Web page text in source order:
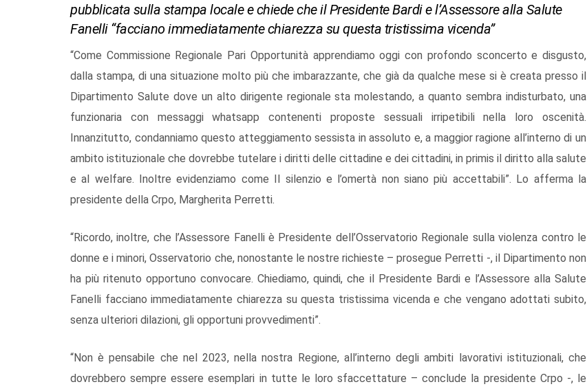
pubblicata sulla stampa locale e chiede che il Presidente Bardi e l’Assessore alla Salute
Fanelli “facciano immediatamente chiarezza su questa tristissima vicenda”
“Come Commissione Regionale Pari Opportunità apprendiamo oggi con profondo sconcerto e disgusto,
dalla stampa, di una situazione molto più che imbarazzante, che già da qualche mese si è creata presso il
Dipartimento Salute dove un alto dirigente regionale sta molestando, a quanto sembra indisturbato, una
funzionaria con messaggi whatsapp contenenti proposte sessuali irripetibili nella loro oscenità.
Innanzitutto, condanniamo questo atteggiamento sessista in assoluto e, a maggior ragione all’interno di un
ambito istituzionale che dovrebbe tutelare i diritti delle cittadine e dei cittadini, in primis il diritto alla salute
e al welfare. Inoltre evidenziamo come Il silenzio e l’omertà non siano più accettabili”. Lo afferma la
presidente della Crpo, Margherita Perretti.
“Ricordo, inoltre, che l’Assessore Fanelli è Presidente dell’Osservatorio Regionale sulla violenza contro le
donne e i minori, Osservatorio che, nonostante le nostre richieste – prosegue Perretti -, il Dipartimento non
ha più ritenuto opportuno convocare. Chiediamo, quindi, che il Presidente Bardi e l’Assessore alla Salute
Fanelli facciano immediatamente chiarezza su questa tristissima vicenda e che vengano adottati subito,
senza ulteriori dilazioni, gli opportuni provvedimenti”.
“Non è pensabile che nel 2023, nella nostra Regione, all’interno degli ambiti lavorativi istituzionali, che
dovrebbero sempre essere esemplari in tutte le loro sfaccettature – conclude la presidente Crpo -, le